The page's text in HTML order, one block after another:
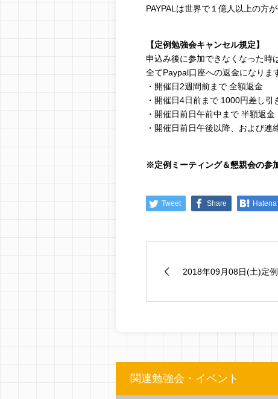
PAYPALは世界で１億人以上の方
【定例勉強会キャンセル規定】
申込み後に参加できなくなった時
全てPaypal口座への返金になりま
・開催日2週間前まで 全額返金
・開催日4日前まで 1000円差し引
・開催日前日午前中まで 半額返金
・開催日前日午後以降、および連
※定例ミーティング＆懇親会の参
Tweet Share Hatena
2018年09月08日(土)定例
関連勉強会・イベント